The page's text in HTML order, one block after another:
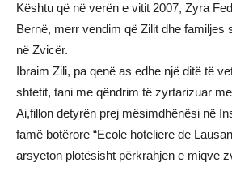
Kështu që në verën e vitit 2007, Zyra
Bernë, merr vendim që Zilit dhe familjes
në Zvicër.
Ibraim Zili, pa qenë as edhe një ditë të
shtetit, tani me qëndrim të zyrtarizuar
Ai,fillon detyrën prej mësimdhënësi në
famë botërore “Ecole hoteliere de
arsyeton plotësisht përkrahjen e miqve